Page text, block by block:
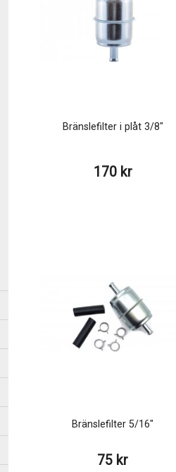
Bränslefilter i plåt 3/8"
170 kr
Bränslefilter 5/16"
75 kr